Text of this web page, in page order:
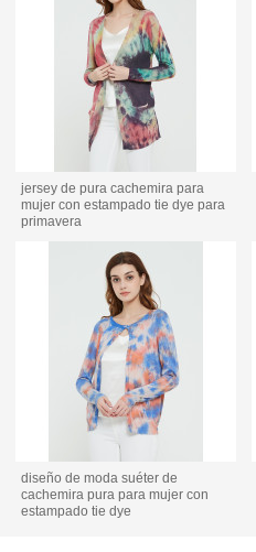
jersey de pura cachemira para
mujer con estampado tie dye para
primavera
diseño de moda suéter de
cachemira pura para mujer con
estampado tie dye